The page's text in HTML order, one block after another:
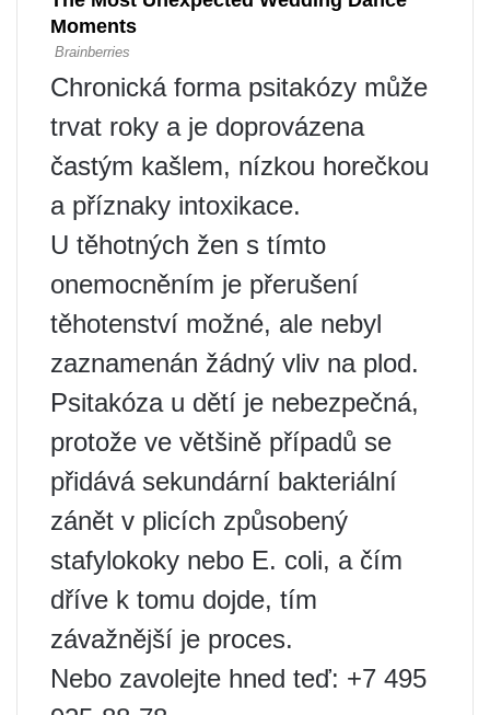
Chronická forma psitakózy může
trvat roky a je doprovázena
častým kašlem, nízkou horečkou
a příznaky intoxikace.
U těhotných žen s tímto
onemocněním je přerušení
těhotenství možné, ale nebyl
zaznamenán žádný vliv na plod.
Psitakóza u dětí je nebezpečná,
protože ve většině případů se
přidává sekundární bakteriální
zánět v plicích způsobený
stafylokoky nebo E. coli, a čím
dříve k tomu dojde, tím
závažnější je proces.
Nebo zavolejte hned teď: +7 495